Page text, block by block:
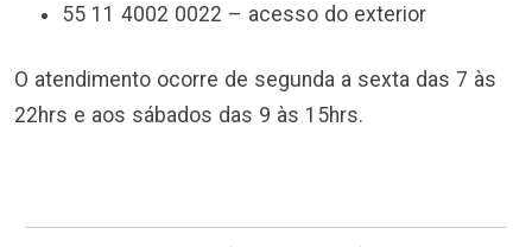
55 11 4002 0022 – acesso do exterior
O atendimento ocorre de segunda a sexta das 7 às
22hrs e aos sábados das 9 às 15hrs.